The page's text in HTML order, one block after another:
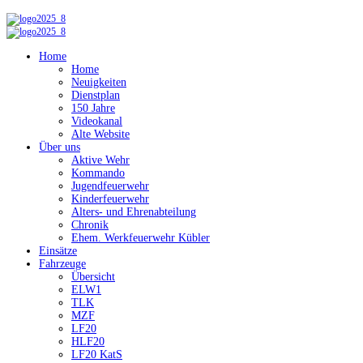
Home
Home
Neuigkeiten
Dienstplan
150 Jahre
Videokanal
Alte Website
Über uns
Aktive Wehr
Kommando
Jugendfeuerwehr
Kinderfeuerwehr
Alters- und Ehrenabteilung
Chronik
Ehem. Werkfeuerwehr Kübler
Einsätze
Fahrzeuge
Übersicht
ELW1
TLK
MZF
LF20
HLF20
LF20 KatS